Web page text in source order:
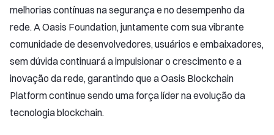
melhorias contínuas na segurança e no desempenho da
rede. A Oasis Foundation, juntamente com sua vibrante
comunidade de desenvolvedores, usuários e embaixadores,
sem dúvida continuará a impulsionar o crescimento e a
inovação da rede, garantindo que a Oasis Blockchain
Platform continue sendo uma força líder na evolução da
tecnologia blockchain.